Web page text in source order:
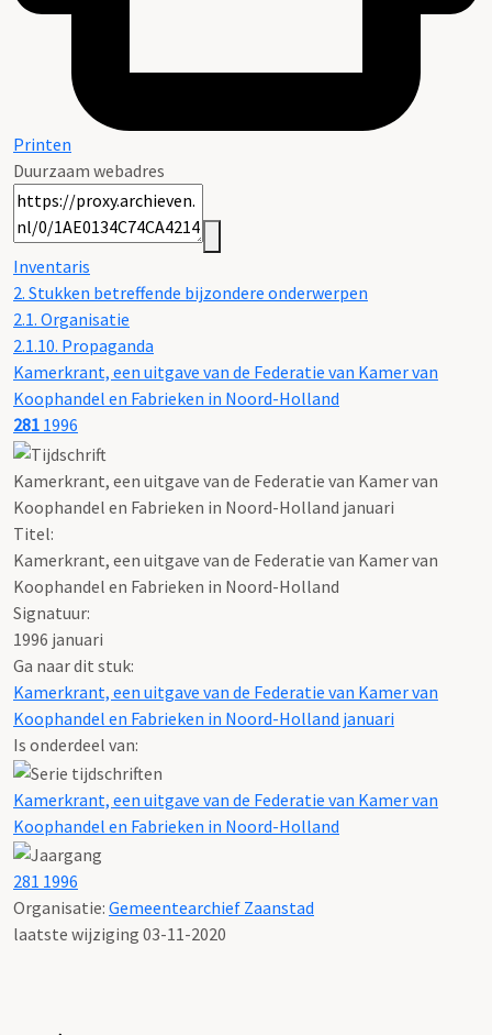
Printen
Duurzaam webadres
Inventaris
2. Stukken betreffende bijzondere onderwerpen
2.1. Organisatie
2.1.10. Propaganda
Kamerkrant, een uitgave van de Federatie van Kamer van
Koophandel en Fabrieken in Noord-Holland
281 1996
Kamerkrant, een uitgave van de Federatie van Kamer van
Koophandel en Fabrieken in Noord-Holland januari
Titel:
Kamerkrant, een uitgave van de Federatie van Kamer van
Koophandel en Fabrieken in Noord-Holland
Signatuur:
1996 januari
Ga naar dit stuk:
Kamerkrant, een uitgave van de Federatie van Kamer van
Koophandel en Fabrieken in Noord-Holland januari
Is onderdeel van:
Kamerkrant, een uitgave van de Federatie van Kamer van
Koophandel en Fabrieken in Noord-Holland
281 1996
Organisatie: Gemeentearchief Zaanstad
laatste wijziging 03-11-2020